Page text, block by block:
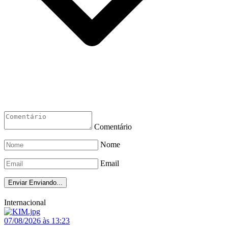
Comentário
Nome
Email
Enviar Enviando...
Internacional
07/08/2026 às 13:23